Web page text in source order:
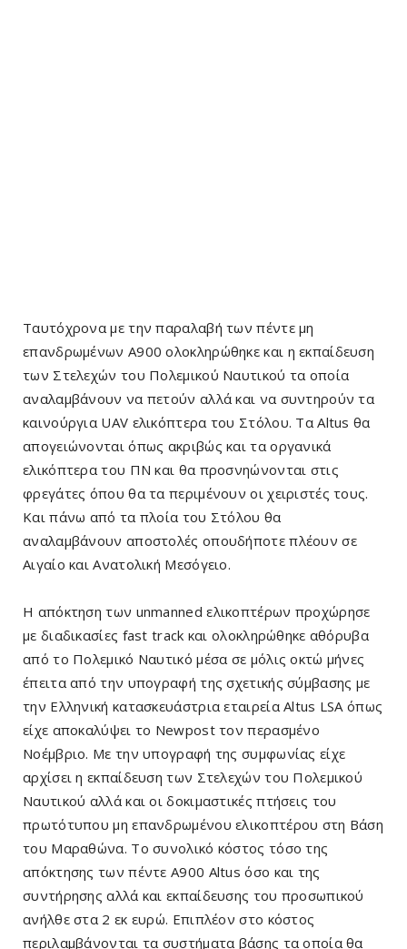
Tαυτόχρονα με την παραλαβή των πέντε μη
επανδρωμένων A900 ολοκληρώθηκε και η εκπαίδευση
των Στελεχών του Πολεμικού Ναυτικού τα οποία
αναλαμβάνουν να πετούν αλλά και να συντηρούν τα
καινούργια UAV ελικόπτερα του Στόλου. Τα Altus θα
απογειώνονται όπως ακριβώς και τα οργανικά
ελικόπτερα του ΠΝ και θα προσνηώνονται στις
φρεγάτες όπου θα τα περιμένουν οι χειριστές τους.
Και πάνω από τα πλοία του Στόλου θα
αναλαμβάνουν αποστολές οπουδήποτε πλέουν σε
Αιγαίο και Ανατολική Μεσόγειο.
Η απόκτηση των unmanned ελικοπτέρων προχώρησε
με διαδικασίες fast track και ολοκληρώθηκε αθόρυβα
από το Πολεμικό Ναυτικό μέσα σε μόλις οκτώ μήνες
έπειτα από την υπογραφή της σχετικής σύμβασης με
την Ελληνική κατασκευάστρια εταιρεία Altus LSA όπως
είχε αποκαλύψει το Newpost τον περασμένο
Νοέμβριο. Με την υπογραφή της συμφωνίας είχε
αρχίσει η εκπαίδευση των Στελεχών του Πολεμικού
Ναυτικού αλλά και οι δοκιμαστικές πτήσεις του
πρωτότυπου μη επανδρωμένου ελικοπτέρου στη Βάση
του Μαραθώνα. Το συνολικό κόστος τόσο της
απόκτησης των πέντε A900 Altus όσο και της
συντήρησης αλλά και εκπαίδευσης του προσωπικού
ανήλθε στα 2 εκ ευρώ. Επιπλέον στο κόστος
περιλαμβάνονται τα συστήματα βάσης τα οποία θα